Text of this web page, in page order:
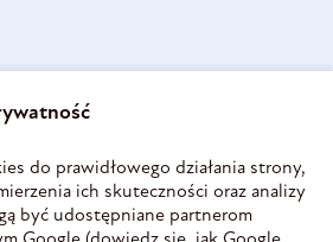
do prawidłowego działania strony,
ich skuteczności oraz analizy
być udostępniane partnerom